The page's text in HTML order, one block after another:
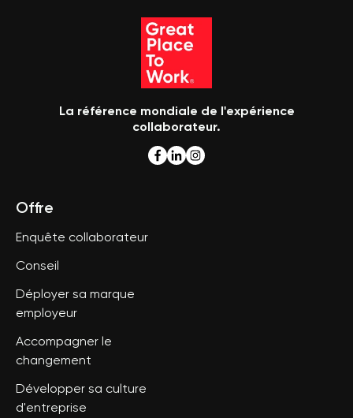
La référence mondiale de l'expérience
collaborateur.
Offre
Enquête collaborateur
Conseil
Déployer sa marque
employeur
Accompagner le
changement
Développer sa culture
d'entreprise